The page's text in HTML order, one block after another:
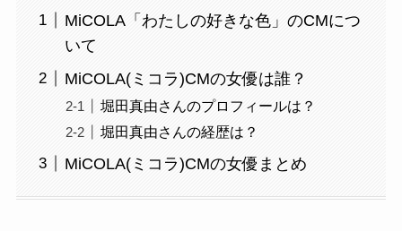
MiCOLA「わたしの好きな色」のCMにつ
いて
MiCOLA(ミコラ)CMの女優は誰？
堀田真由さんのプロフィールは？
堀田真由さんの経歴は？
MiCOLA(ミコラ)CMの女優まとめ